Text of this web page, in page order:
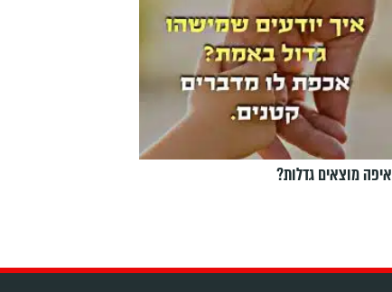
איפה מוצאים גדלות?